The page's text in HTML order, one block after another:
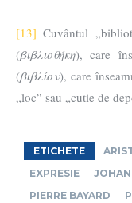
[13] Cuvântul
(βιβλιοθήκη), care
(βιβλίον), care
„loc” sau „cutie de
ETICHETE
EXPRESIE
PIERRE BAYARD